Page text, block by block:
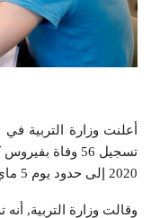
2020 إلى حدود يوم 5 ماي 2021.
وقالت وزارة التربية, أنه تم تسجيل 10467